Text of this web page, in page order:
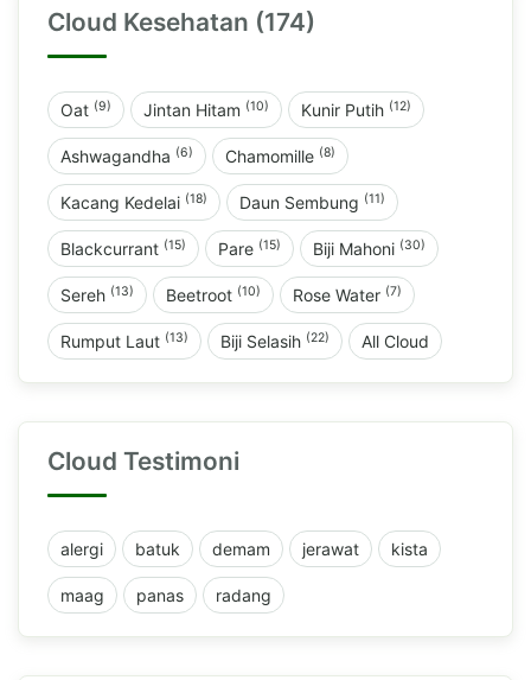
Cloud Kesehatan (174)
Oat (9) Jintan Hitam (10) Kunir Putih (12)
Ashwagandha (6) Chamomille (8)
Kacang Kedelai (18) Daun Sembung (11)
Blackcurrant (15) Pare (15) Biji Mahoni (30)
Sereh (13) Beetroot (10) Rose Water (7)
Rumput Laut (13) Biji Selasih (22) All Cloud
Cloud Testimoni
alergi batuk demam jerawat kista
maag panas radang